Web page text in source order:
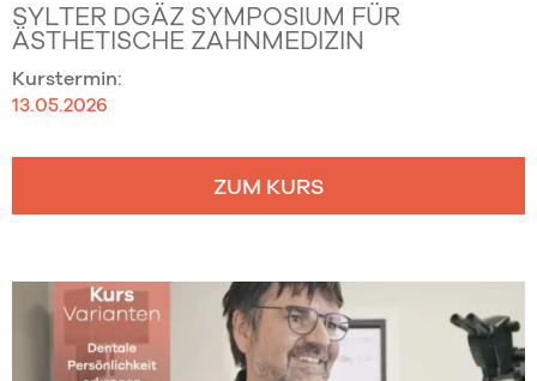
SYLTER DGÄZ SYMPOSIUM FÜR
ÄSTHETISCHE ZAHNMEDIZIN
Kurstermin:
13.05.2026
ZUM KURS